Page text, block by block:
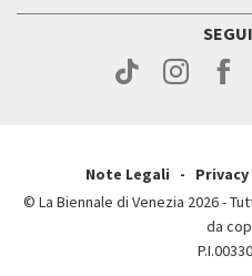
Contatti
Note Legali Privacy
© La Biennale di Venezia 2026 -
da